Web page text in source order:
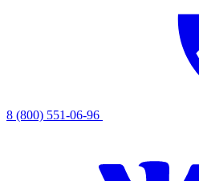
8 (800) 551-06-96